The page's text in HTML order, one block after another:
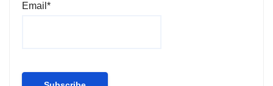
Email*